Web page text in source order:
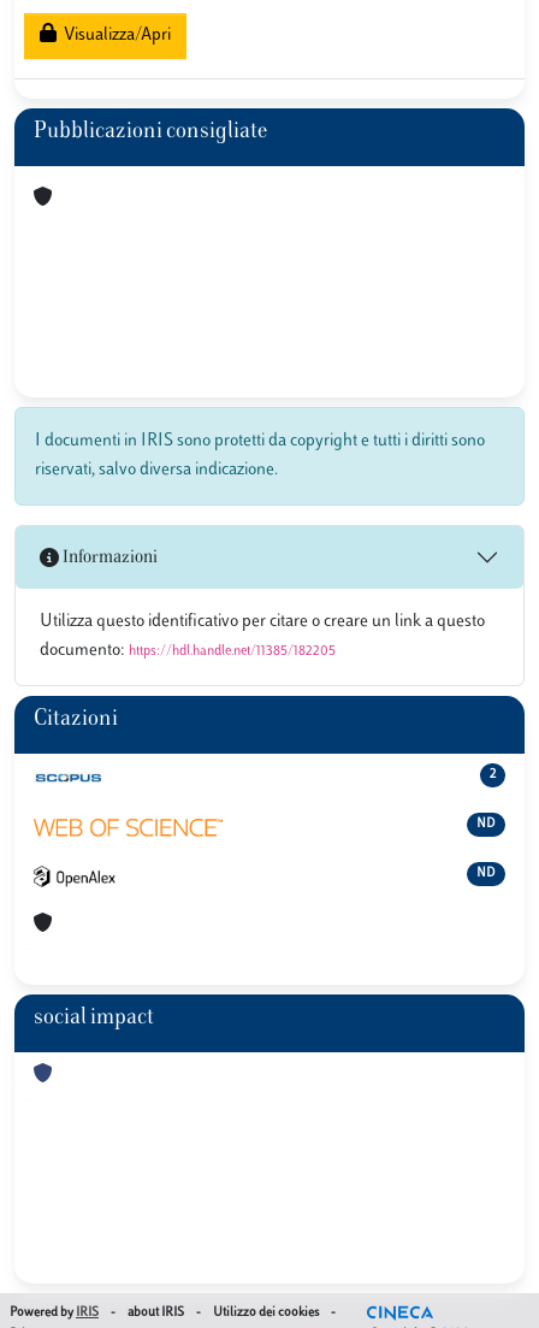
Visualizza/Apri
Pubblicazioni consigliate
I documenti in IRIS sono protetti da copyright e tutti i diritti sono
riservati, salvo diversa indicazione.
Informazioni
Utilizza questo identificativo per citare o creare un link a questo
documento: https://hdl.handle.net/11385/182205
Citazioni
2
ND
ND
social impact
Powered by IRIS - about IRIS - Utilizzo dei cookies -